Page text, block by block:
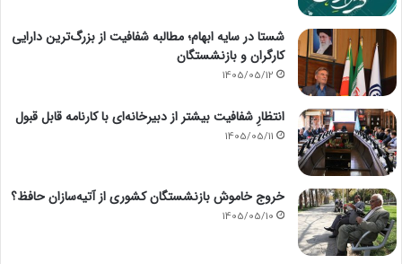
شستا در سایه ابهام؛ مطالبه شفافیت از بزرگ‌ترین دارایی
کارگران و بازنشستگان
1405/05/12
انتظارِ شفافیت بیشتر از دبیرخانه‌ای با کارنامه قابل قبول
1405/05/11
خروج خاموش بازنشستگان کشوری از آتیه‌سازان حافظ؟
1405/05/10